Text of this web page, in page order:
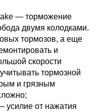
— торможение
двумя колодками.
тормозов, а еще
и
скорости
тормозной
и грязным
усилие от нажатия